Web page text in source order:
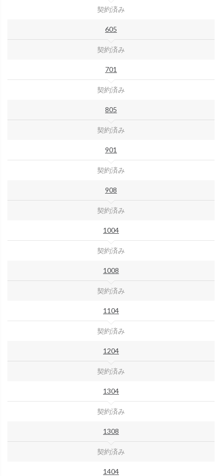
契約済み
605
契約済み
701
契約済み
805
契約済み
901
契約済み
908
契約済み
1004
契約済み
1008
契約済み
1104
契約済み
1204
契約済み
1304
契約済み
1308
契約済み
1404